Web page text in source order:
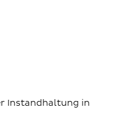
Instandhaltung in